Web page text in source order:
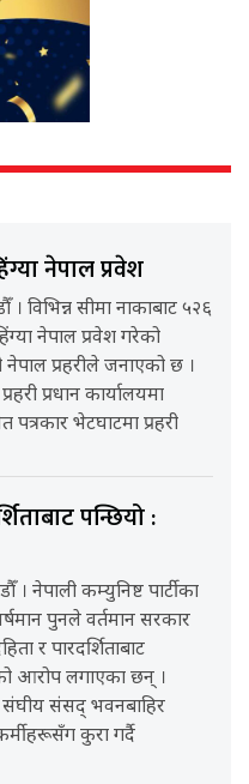
नेपाल प्रवेश
। विभिन्न सीमा नाकाबाट ५२६
नेपाल प्रवेश गरेको
नेपाल प्रहरीले जनाएको छ ।
प्रधान कार्यालयमा
पत्रकार भेटघाटमा प्रहरी
पन्छियो :
। नेपाली कम्युनिष्ट पार्टीका
पुनले वर्तमान सरकार
र पारदर्शिताबाट
आरोप लगाएका छन् ।
संघीय संसद् भवनबाहिर
कुरा गर्दै